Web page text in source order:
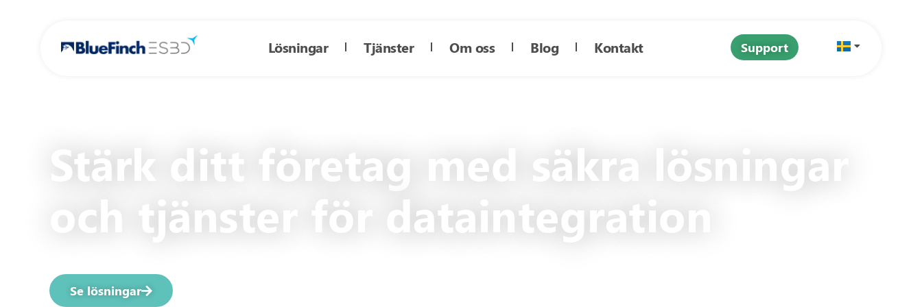
Lösningar Tjänster Om oss Blog Kontakt Support
Stärk ditt företag med säkra lösningar
och tjänster för dataintegration
Se lösningar